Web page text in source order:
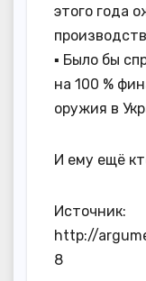
этого года
▪️ Было бы
на 100 %
оружия в
И ему ещё
Источник:
http://
8